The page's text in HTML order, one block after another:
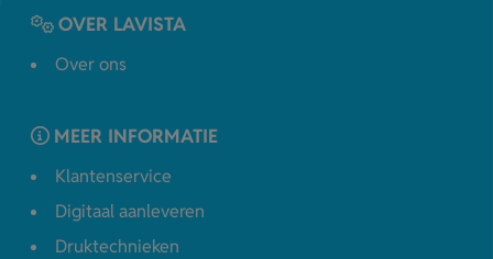
OVER LAVISTA
Over ons
MEER INFORMATIE
Klantenservice
Digitaal aanleveren
Druktechnieken